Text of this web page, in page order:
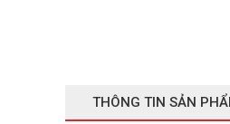
THÔNG TIN SẢN